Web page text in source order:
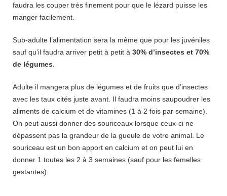
faudra les couper très finement pour que le lézard puisse les
manger facilement.
Sub-adulte l’alimentation sera la même que pour les juvéniles
sauf qu’il faudra arriver petit à petit à 30% d’insectes et 70%
de légumes.
Adulte il mangera plus de légumes et de fruits que d’insectes
avec les taux cités juste avant. Il faudra moins saupoudrer les
aliments de calcium et de vitamines (1 à 2 fois par semaine).
On peut aussi donner des souriceaux lorsque ceux-ci ne
dépassent pas la grandeur de la gueule de votre animal. Le
souriceau est un bon apport en calcium et on peut lui en
donner 1 toutes les 2 à 3 semaines (sauf pour les femelles
gestantes).